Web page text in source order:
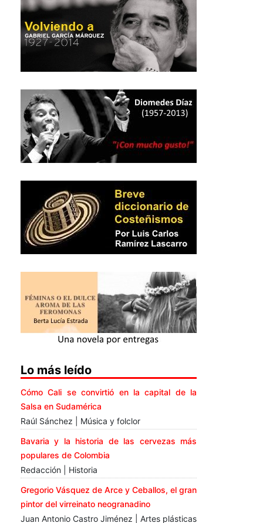
Lo más leído
Cómo Cali se convirtió en la capital de la
Salsa en Sudamérica
Raúl Sánchez | Música y folclor
Bavaria y la historia de las cervezas más
populares de Colombia
Redacción | Historia
Gregorio Vásquez de Arce y Ceballos, el gran
pintor del virreinato neogranadino
Juan Antonio Castro Jiménez | Artes plásticas